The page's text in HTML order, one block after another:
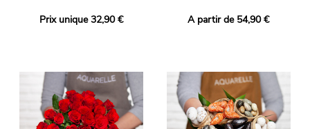
Prix unique 32,90 € A partir de 54,90 €